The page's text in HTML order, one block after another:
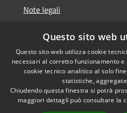
Note legali
Piano di miglioramento del
RSS
Accessibilità
Questo sito web
Questo sito web utilizza cookie
necessari al corretto funzionamento
cookie tecnico analitico al solo
statistiche,
Chiudendo questa finestra si potrà
maggiori dettagli può consultare la